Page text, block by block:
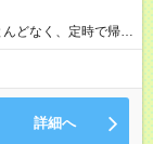
管理や事務が中心な
然と区切りをつけ
詳細へ